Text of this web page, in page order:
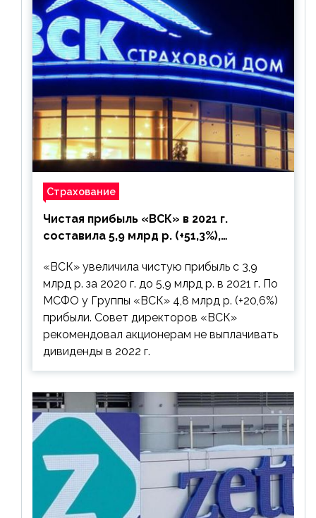
Страхование
Чистая прибыль «ВСК» в 2021 г.
составила 5,9 млрд р. (+51,3%),
выплачивать
«ВСК» увеличила чистую прибыль с 3,9
млрд р. за 2020 г. до 5,9 млрд р. в 2021 г. По
МСФО у Группы «ВСК» 4,8 млрд р. (+20,6%)
прибыли. Совет директоров «ВСК»
рекомендовал акционерам не выплачивать
дивиденды в 2022 г.